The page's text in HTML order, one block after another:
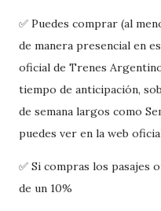
✅ Puedes comprar (al
de manera presencial en
oficial de Trenes
tiempo de anticipación,
de semana largos como
puedes ver en la web
✅ Si compras los pasajes
de un 10%